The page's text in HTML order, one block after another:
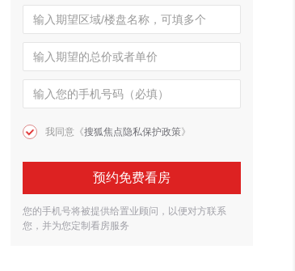
我同意《搜狐焦点隐私保护政策》
预约免费看房
您的手机号将被提供给置业顾问，以便对方联系
您，并为您定制看房服务